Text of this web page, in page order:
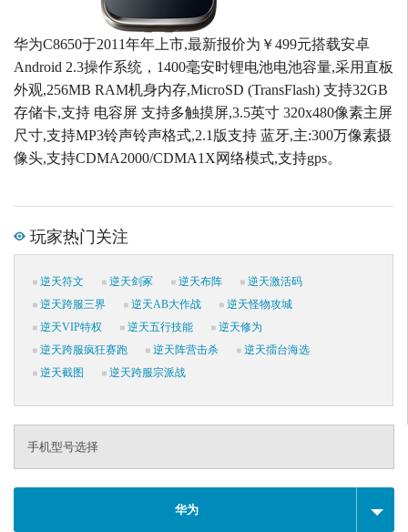
华为C8650于2011年年上市,最新报价为￥499元搭载安卓
Android 2.3操作系统，1400毫安时锂电池电池容量,采用直板
外观,256MB RAM机身内存,MicroSD (TransFlash) 支持32GB
存储卡,支持 电容屏 支持多触摸屏,3.5英寸 320x480像素主屏
尺寸,支持MP3铃声铃声格式,2.1版支持 蓝牙,主:300万像素摄
像头,支持CDMA2000/CDMA1X网络模式,支持gps。
玩家热门关注
逆天符文 逆天剑冢 逆天布阵
逆天激活码
逆天跨服三界
逆天AB大作战
逆天怪物攻城
逆天VIP特权
逆天五行技能
逆天修为
逆天跨服疯狂赛跑
逆天阵营击杀
逆天擂台海选
逆天截图
逆天跨服宗派战
手机型号选择
华为